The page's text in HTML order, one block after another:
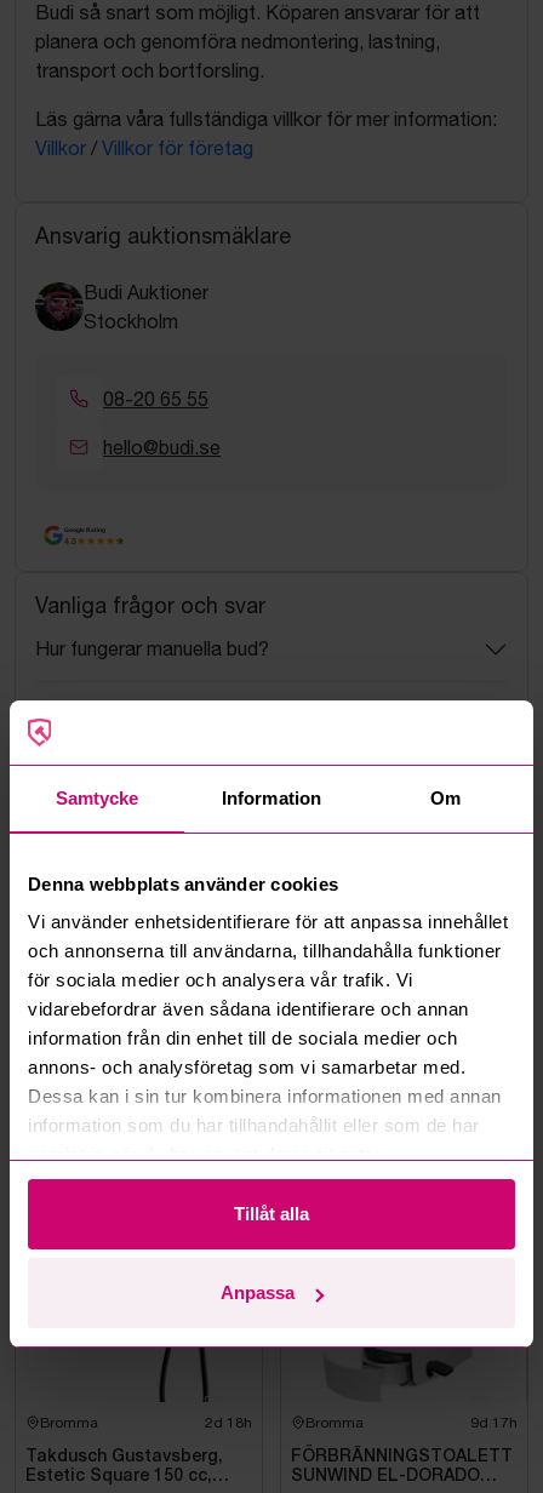
Samtycke Information Om
Denna webbplats använder cookies
Vi använder enhetsidentifierare för att anpassa innehållet
och annonserna till användarna, tillhandahålla funktioner
för sociala medier och analysera vår trafik. Vi
vidarebefordrar även sådana identifierare och annan
information från din enhet till de sociala medier och
annons- och analysföretag som vi samarbetar med.
Dessa kan i sin tur kombinera informationen med annan
information som du har tillhandahållit eller som de har
Tillåt alla
Anpassa
Budi så snart som möjligt. Köparen ansvarar för att
planera och genomföra nedmontering, lastning,
transport och bortforsling.
Läs gärna våra fullständiga villkor för mer information:
Villkor / Villkor för företag
Ansvarig auktionsmäklare
Budi Auktioner
Stockholm
08-20 65 55
hello@budi.se
Google Rating
4.5
Vanliga frågor och svar
Hur fungerar manuella bud?
Kan jag ångra ett bud?
Kan ni frakta mina vunna objekt?
Läs fler frågor och svar
Mer från samma kategori
Bromma 2d 18h
Takdusch Gustavsberg,
Estetic Square 150 cc,
Bromma 9d 17h
FÖRBRÄNNINGSTOALETT
SUNWIND EL-DORADO